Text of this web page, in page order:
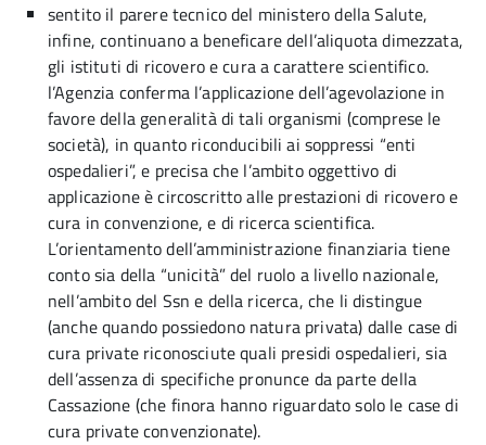
sentito il parere tecnico del ministero della Salute,
infine, continuano a beneficare dell’aliquota dimezzata,
gli istituti di ricovero e cura a carattere scientifico.
l’Agenzia conferma l’applicazione dell’agevolazione in
favore della generalità di tali organismi (comprese le
società), in quanto riconducibili ai soppressi “enti
ospedalieri”, e precisa che l’ambito oggettivo di
applicazione è circoscritto alle prestazioni di ricovero e
cura in convenzione, e di ricerca scientifica.
L’orientamento dell’amministrazione finanziaria tiene
conto sia della “unicità” del ruolo a livello nazionale,
nell’ambito del Ssn e della ricerca, che li distingue
(anche quando possiedono natura privata) dalle case di
cura private riconosciute quali presidi ospedalieri, sia
dell’assenza di specifiche pronunce da parte della
Cassazione (che finora hanno riguardato solo le case di
cura private convenzionate).